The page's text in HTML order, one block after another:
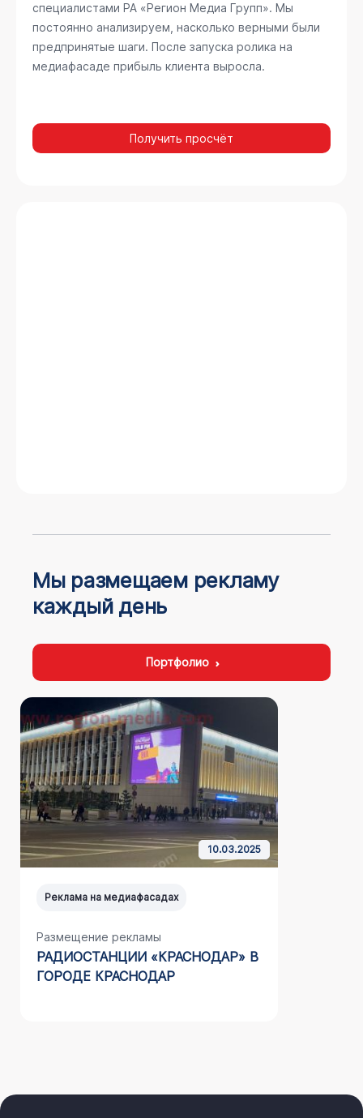
специалистами РА «Регион Медиа Групп». Мы
постоянно анализируем, насколько верными были
предпринятые шаги. После запуска ролика на
медиафасаде прибыль клиента выросла.
Получить просчёт
Мы размещаем рекламу
каждый день
Портфолио
10.03.2025
Реклама на медиафасадах
Размещение рекламы
РАДИОСТАНЦИИ «КРАСНОДАР» В
ГОРОДЕ КРАСНОДАР